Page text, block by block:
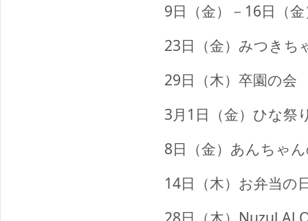
9日（金）－16日（
23日（金）みつきち
29日（木）卒園の会
3月1日（金）ひな祭
8日（金）あんちゃ
14日（木）お弁当の